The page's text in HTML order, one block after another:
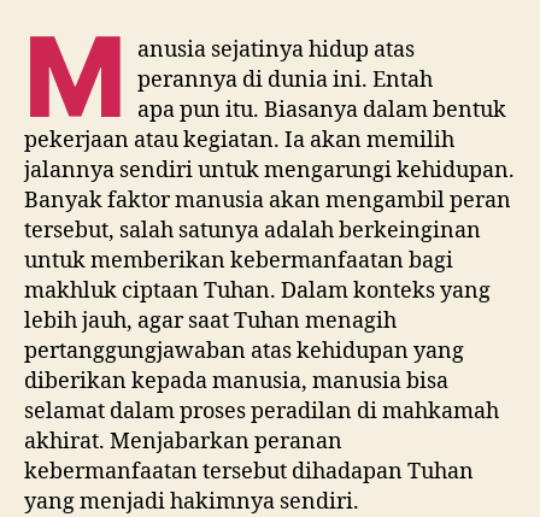
M
anusia sejatinya hidup atas
perannya di dunia ini. Entah
apa pun itu. Biasanya dalam bentuk
pekerjaan atau kegiatan. Ia akan memilih
jalannya sendiri untuk mengarungi kehidupan.
Banyak faktor manusia akan mengambil peran
tersebut, salah satunya adalah berkeinginan
untuk memberikan kebermanfaatan bagi
makhluk ciptaan Tuhan. Dalam konteks yang
lebih jauh, agar saat Tuhan menagih
pertanggungjawaban atas kehidupan yang
diberikan kepada manusia, manusia bisa
selamat dalam proses peradilan di mahkamah
akhirat. Menjabarkan peranan
kebermanfaatan tersebut dihadapan Tuhan
yang menjadi hakimnya sendiri.